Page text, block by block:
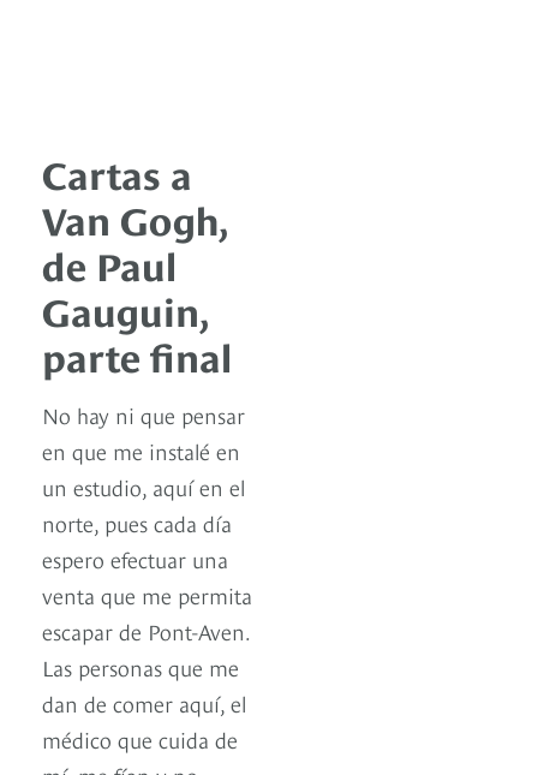
Cartas a
Van Gogh,
de Paul
Gauguin,
parte final
No hay ni que pensar
en que me instalé en
un estudio, aquí en el
norte, pues cada día
espero efectuar una
venta que me permita
escapar de Pont-Aven.
Las personas que me
dan de comer aquí, el
médico que cuida de